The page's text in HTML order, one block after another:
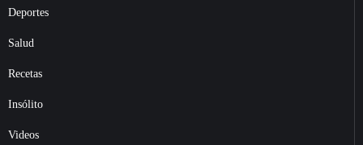
Deportes
Salud
Recetas
Insólito
Videos